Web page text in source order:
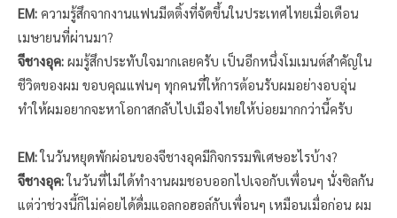
EM: ความรู้สึกจากงานแฟนมีตติ้งที่จัดขึ้นในประเทศไทยเมื่อเดือน
เมษายนที่ผ่านมา?
จีชางอุค: ผมรู้สึกประทับใจมากเลยครับ เป็นอีกหนึ่งโมเมนต์สำคัญใน
ชีวิตของผม ขอบคุณแฟนๆ ทุกคนที่ให้การต้อนรับผมอย่างอบอุ่น
ทำให้ผมอยากจะหาโอกาสกลับไปเมืองไทยให้บ่อยมากกว่านี้ครับ
EM:ในวันหยุดพักผ่อนของจีชางอุคมีกิจกรรมพิเศษอะไรบ้าง?
จีชางอุค:ในวันที่ไม่ได้ทำงานผมชอบออกไปเจอกับเพื่อนๆ นั่งซิลกัน
แต่ว่าช่วงนี้ก็ไม่ค่อยได้ดื่มแอลกอฮอล์กับเพื่อนๆ เหมือนเมื่อก่อน ผม